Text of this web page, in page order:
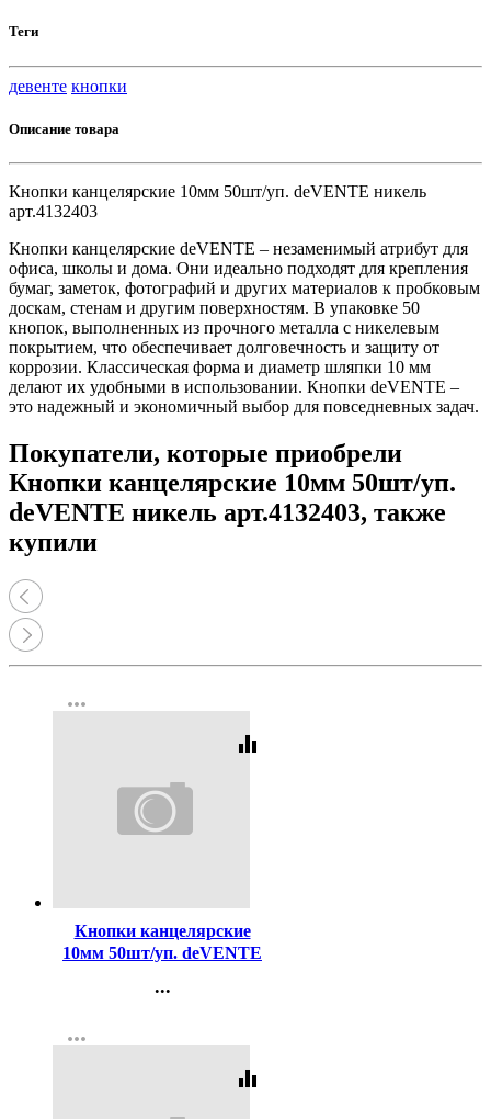
Теги
девенте кнопки
Описание товара
Кнопки канцелярские 10мм 50шт/уп. deVENTE никель
арт.4132403
Кнопки канцелярские deVENTE – незаменимый атрибут для
офиса, школы и дома. Они идеально подходят для крепления
бумаг, заметок, фотографий и других материалов к пробковым
доскам, стенам и другим поверхностям. В упаковке 50
кнопок, выполненных из прочного металла с никелевым
покрытием, что обеспечивает долговечность и защиту от
коррозии. Классическая форма и диаметр шляпки 10 мм
делают их удобными в использовании. Кнопки deVENTE –
это надежный и экономичный выбор для повседневных задач.
Покупатели, которые приобрели
Кнопки канцелярские 10мм 50шт/уп.
deVENTE никель арт.4132403, также
купили
more_horiz
equalizer
Кнопки канцелярские
10мм 50шт/уп. deVENTE
...
Регистрация
more_horiz
equalizer